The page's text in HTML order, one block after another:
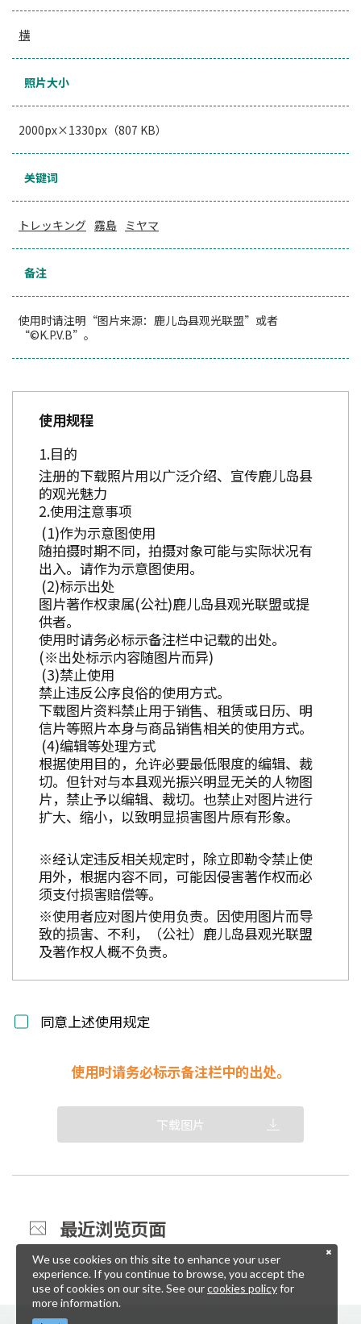
横
照片大小
2000px×1330px（807 KB）
关键词
トレッキング 霧島 ミヤマ
备注
使用时请注明“图片来源：鹿儿岛县观光联盟”或者
“©K.P.V.B”。
使用规程
目的
注册的下载照片用以广泛介绍、宣传鹿儿岛县
的观光魅力
使用注意事项
作为示意图使用
随拍摄时期不同，拍摄对象可能与实际状况有
出入。请作为示意图使用。
标示出处
图片著作权隶属(公社)鹿儿岛县观光联盟或提
供者。
使用时请务必标示备注栏中记载的出处。
(※出处标示内容随图片而异)
禁止使用
禁止违反公序良俗的使用方式。
下载图片资料禁止用于销售、租赁或日历、明
信片等照片本身与商品销售相关的使用方式。
编辑等处理方式
根据使用目的，允许必要最低限度的编辑、裁
切。但针对与本县观光振兴明显无关的人物图
片，禁止予以编辑、裁切。也禁止对图片进行
扩大、缩小，以致明显损害图片原有形象。
※经认定违反相关规定时，除立即勒令禁止使
用外，根据内容不同，可能因侵害著作权而必
须支付损害赔偿等。
※使用者应对图片使用负责。因使用图片而导
致的损害、不利，（公社）鹿儿岛县观光联盟
及著作权人概不负责。
同意上述使用规定
使用时请务必标示备注栏中的出处。
下载图片
最近浏览页面
We use cookies on this site to enhance your user
experience. If you continue to browse, you accept the
use of cookies on our site. See ourcookies policyfor
more information.